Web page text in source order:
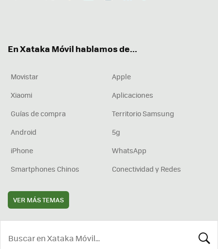
En Xataka Móvil hablamos de...
Movistar
Apple
Xiaomi
Aplicaciones
Guías de compra
Territorio Samsung
Android
5g
iPhone
WhatsApp
Smartphones Chinos
Conectividad y Redes
VER MÁS TEMAS